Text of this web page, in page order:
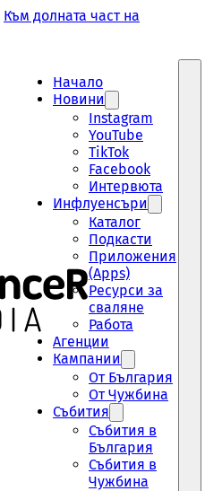
Към долната част на
Начало
Новини
Instagram
YouTube
TikTok
Facebook
Интервюта
Инфлуенсъри
Каталог
Подкасти
Приложения
(Apps)
Ресурси за
сваляне
Работа
Aгенции
Кампании
От България
От Чужбина
Събития
Събития в
България
Събития в
Чужбина